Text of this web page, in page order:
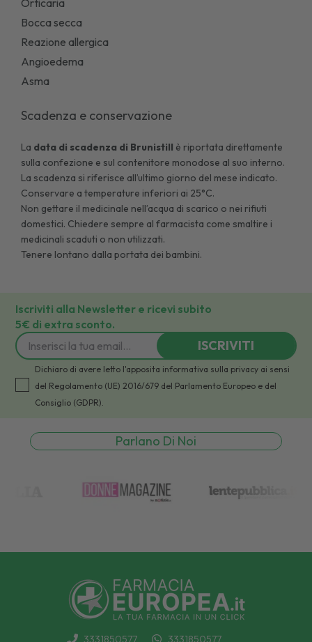
Bocca secca
Reazione allergica
Angioedema
Asma
Scadenza e conservazione
La data di scadenza di Brunistill è riportata direttamente
sulla confezione e sul contenitore monodose al suo interno.
La scadenza si riferisce all’ultimo giorno del mese indicato.
Conservare a temperature inferiori ai 25°C.
Non gettare il medicinale nell’acqua di scarico o nei rifiuti
domestici. Chiedere sempre al farmacista come smaltire i
medicinali scaduti o non utilizzati.
Tenere lontano dalla portata dei bambini.
Iscriviti alla Newsletter e ricevi subito
5€ di extra sconto.
ISCRIVITI
Dichiaro di avere letto l'apposita informativa sulla privacy ai sensi
del Regolamento (UE) 2016/679 del Parlamento Europeo e del
Consiglio (GDPR).
Parlano Di Noi
3331850577 3331850577